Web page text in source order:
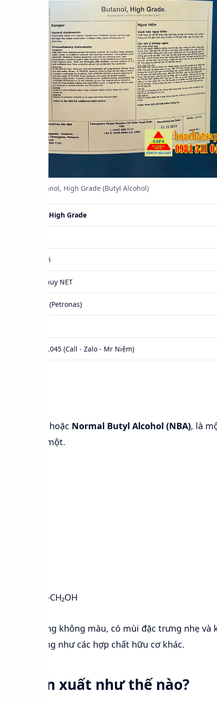
Butanol, High Grade (Butyl Alcohol)
Butanol, High Grade
Hàng mới
167Kg/Phuy NET
Malaysia (Petronas)
0984.541.045 (Call - Zalo - Mr Niệm)
hoặc Normal Butyl Alcohol (NBA), là
bậc một.
chất lỏng không màu, có mùi đặc trưng nhẹ và
sáp cũng như các hợp chất hữu cơ khác.
sản xuất như thế nào?